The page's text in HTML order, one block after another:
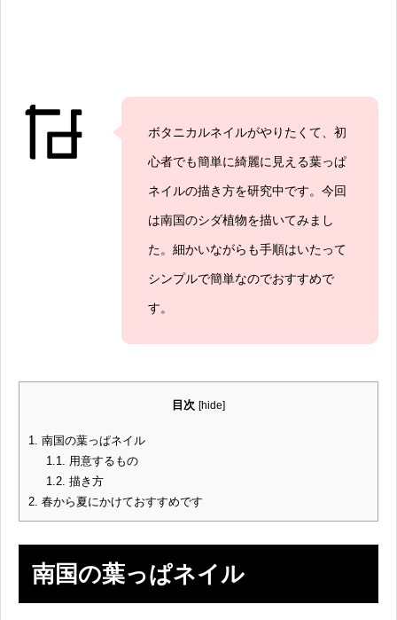
ボタニカルネイルがやりたくて、初
心者でも簡単に綺麗に見える葉っぱ
ネイルの描き方を研究中です。今回
は南国のシダ植物を描いてみまし
た。細かいながらも手順はいたって
シンプルで簡単なのでおすすめで
す。
目次 [hide]
1. 南国の葉っぱネイル
1.1. 用意するもの
1.2. 描き方
2. 春から夏にかけておすすめです
南国の葉っぱネイル